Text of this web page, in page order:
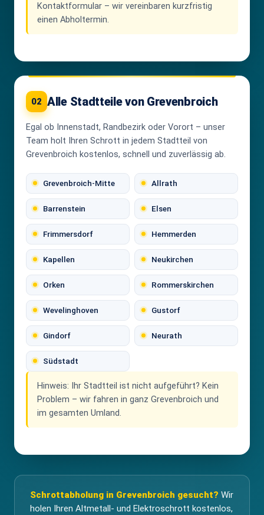
Kontaktformular – wir vereinbaren kurzfristig
einen Abholtermin.
02 Alle Stadtteile von Grevenbroich
Egal ob Innenstadt, Randbezirk oder Vorort – unser
Team holt Ihren Schrott in jedem Stadtteil von
Grevenbroich kostenlos, schnell und zuverlässig ab.
Grevenbroich-Mitte Allrath
Barrenstein Elsen
Frimmersdorf Hemmerden
Kapellen Neukirchen
Orken Rommerskirchen
Wevelinghoven Gustorf
Gindorf Neurath
Südstadt
Hinweis: Ihr Stadtteil ist nicht aufgeführt? Kein
Problem – wir fahren in ganz Grevenbroich und
im gesamten Umland.
Schrottabholung in Grevenbroich gesucht? Wir
holen Ihren Altmetall- und Elektroschrott kostenlos,